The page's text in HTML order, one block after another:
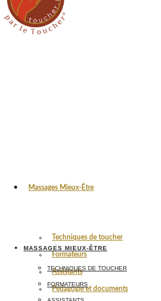
Massages Mieux-Être
Techniques de toucher
Formateurs
Assistants
Pédagogie et documents
MASSAGES MIEUX-ÊTRE
TECHNIQUES DE TOUCHER
FORMATEURS